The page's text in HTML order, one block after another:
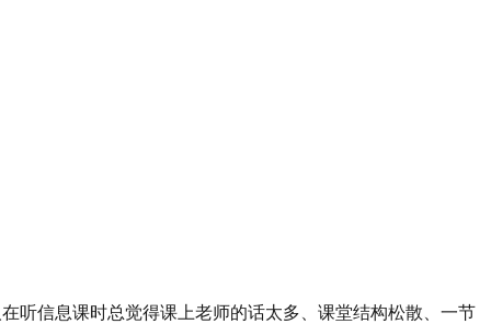
听信息课时总觉得课上老师的话太多、课堂结构松散、一节